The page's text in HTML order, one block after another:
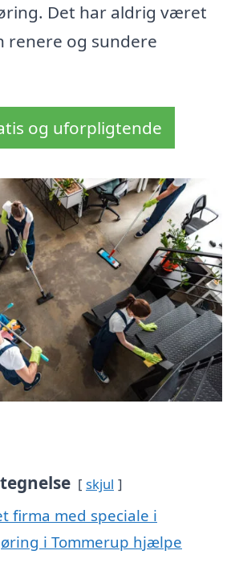
Det har aldrig været
renere og sundere
og uforpligtende
skjul
firma med speciale i
i Tommerup hjælpe